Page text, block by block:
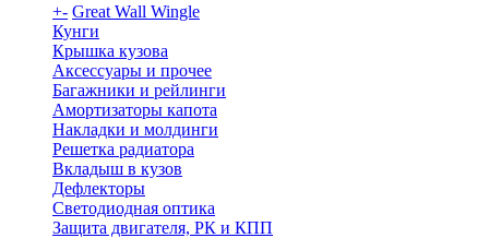
+- Great Wall Wingle
Кунги
Крышка кузова
Аксессуары и прочее
Багажники и рейлинги
Амортизаторы капота
Накладки и молдинги
Решетка радиатора
Вкладыш в кузов
Дефлекторы
Светодиодная оптика
Защита двигателя, РК и КПП